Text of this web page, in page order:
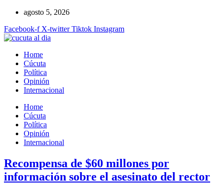
contenido
agosto 5, 2026
Facebook-f X-twitter Tiktok Instagram
Home
Cúcuta
Política
Opinión
Internacional
Home
Cúcuta
Política
Opinión
Internacional
Recompensa de $60 millones por
información sobre el asesinato del rector